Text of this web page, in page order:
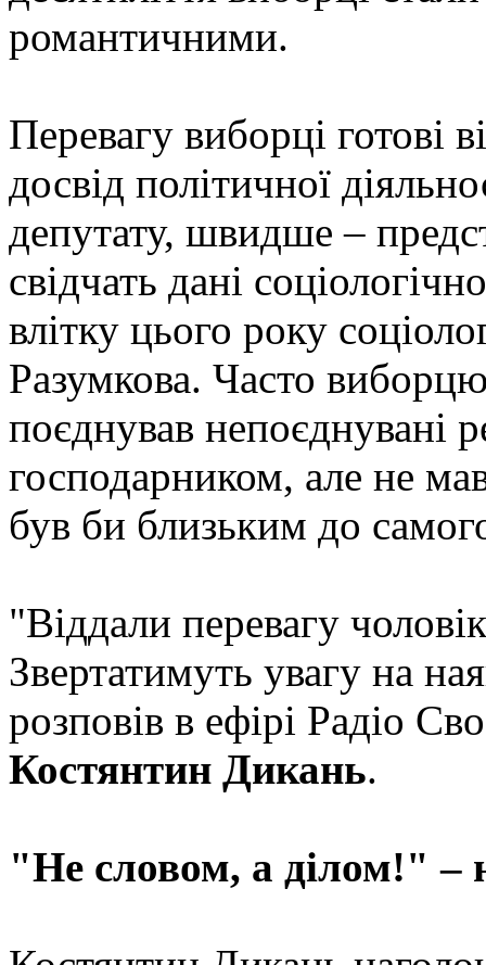
романтичними.
Перевагу виборці готові
досвід політичної
депутату, швидше –
свідчать дані
влітку цього року
Разумкова. Часто
поєднував непоєднувані
господарником, але не
був би близьким до
"Віддали перевагу
Звертатимуть увагу на
розповів в ефірі Радіо
Костянтин Дикань.
"Не словом, а ділом!" –